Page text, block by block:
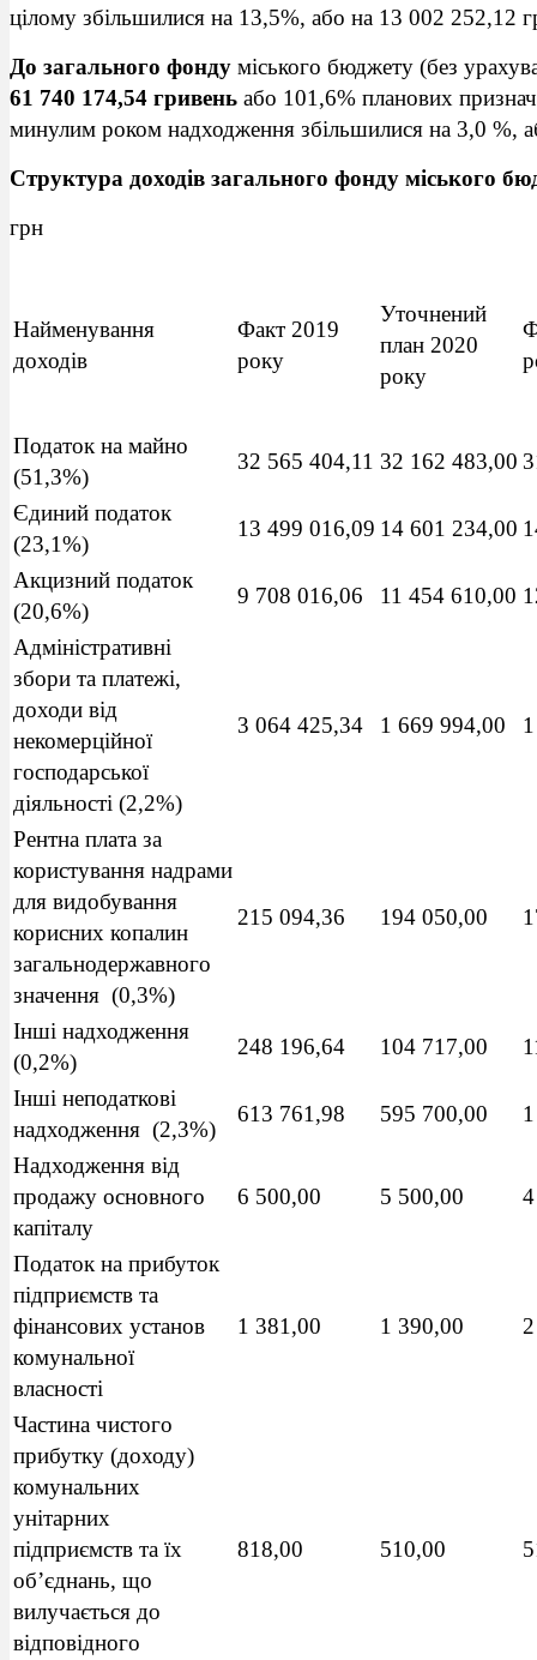
цілому збільшилися на 13,5%, або на 13 002 252,12
До загального фонду міського бюджету (без
61 740 174,54 гривень або 101,6% планових
минулим роком надходження збільшилися на 3,0 %,
Структура доходів загального фонду міського
грн
Найменування
доходів
Факт 2019
року
Уточнений
план 2020
року
Податок на майно
(51,3%)
32 565 404,11 32 162 483,00
Єдиний податок
(23,1%)
13 499 016,09 14 601 234,00
Акцизний податок
(20,6%)
9 708 016,06 11 454 610,00
Адміністративні
збори та платежі,
доходи від
некомерційної
господарської
діяльності (2,2%)
3 064 425,34 1 669 994,00
Рентна плата за
користування надрами
для видобування
корисних копалин
загальнодержавного
значення (0,3%)
215 094,36 194 050,00
Інші надходження
(0,2%)
248 196,64 104 717,00
Інші неподаткові
надходження (2,3%)
613 761,98 595 700,00
Надходження від
продажу основного
капіталу
6 500,00 5 500,00
Податок на прибуток
підприємств та
фінансових установ
комунальної
власності
1 381,00 1 390,00
Частина чистого
прибутку (доходу)
комунальних
унітарних
підприємств та їх
об’єднань, що
вилучається до
відповідного
818,00 510,00